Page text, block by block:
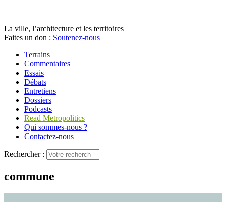
La ville, l’architecture et les territoires
Faites un don : Soutenez-nous
Terrains
Commentaires
Essais
Débats
Entretiens
Dossiers
Podcasts
Read Metropolitics
Qui sommes-nous ?
Contactez-nous
Rechercher :
commune